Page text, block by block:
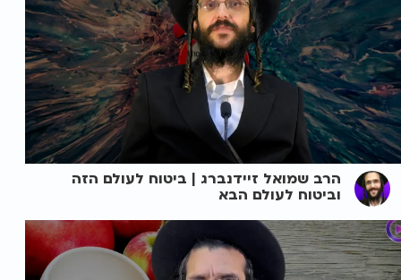
הרב שמואל זיידנברג | ביטוח לעולם הזה
וביטוח לעולם הבא